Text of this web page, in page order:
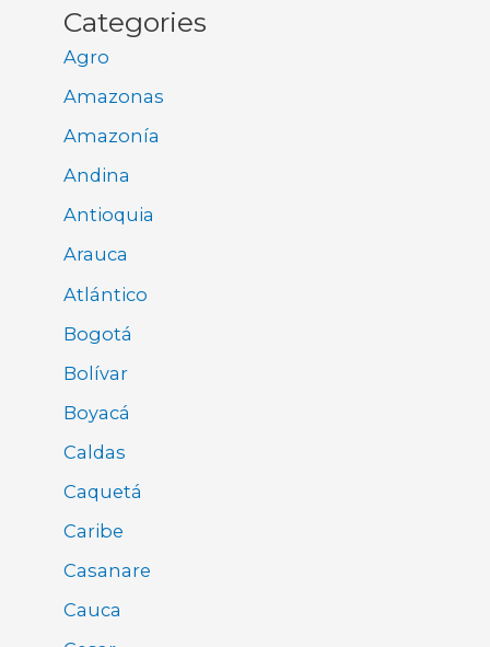
Categories
Agro
Amazonas
Amazonía
Andina
Antioquia
Arauca
Atlántico
Bogotá
Bolívar
Boyacá
Caldas
Caquetá
Caribe
Casanare
Cauca